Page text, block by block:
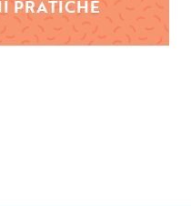
PRATICHE